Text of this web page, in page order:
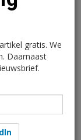
leestijd
gratis. We
Daarnaast